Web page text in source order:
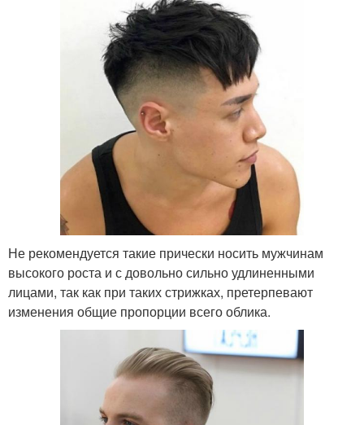
Не рекомендуется такие прически носить мужчинам
высокого роста и с довольно сильно удлиненными
лицами, так как при таких стрижках, претерпевают
изменения общие пропорции всего облика.